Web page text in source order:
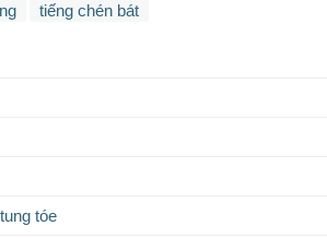
tiếng chén bát
tóe